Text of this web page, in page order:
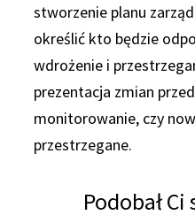
stworzenie planu
określić kto będzie
wdrożenie i
prezentacja zmian
monitorowanie, czy
przestrzegane.
Podobał